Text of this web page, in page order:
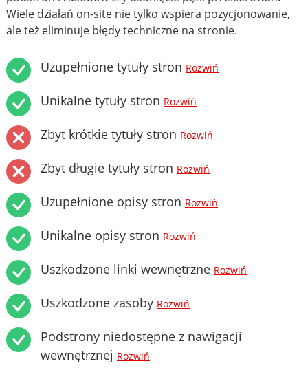
Wiele działań on-site nie tylko wspiera pozycjonowanie,
ale też eliminuje błędy techniczne na stronie.
Uzupełnione tytuły stron Rozwiń
Unikalne tytuły stron Rozwiń
Zbyt krótkie tytuły stron Rozwiń
Zbyt długie tytuły stron Rozwiń
Uzupełnione opisy stron Rozwiń
Unikalne opisy stron Rozwiń
Uszkodzone linki wewnętrzne Rozwiń
Uszkodzone zasoby Rozwiń
Podstrony niedostępne z nawigacji
wewnętrznej Rozwiń